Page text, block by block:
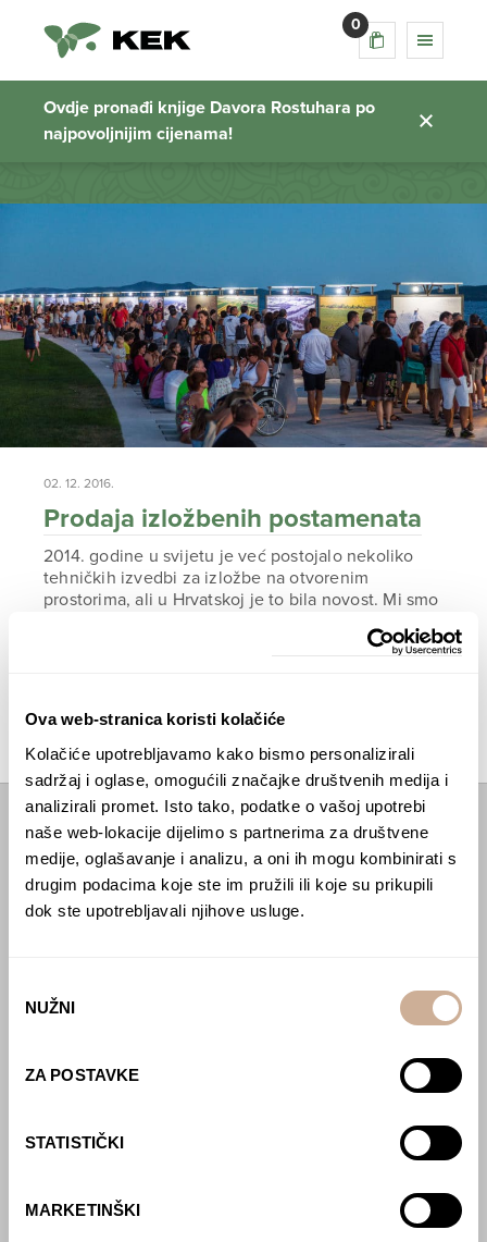
Ova web-stranica koristi kolačiće
Kolačiće upotrebljavamo kako bismo personalizirali
sadržaj i oglase, omogućili značajke društvenih medija i
analizirali promet. Isto tako, podatke o vašoj upotrebi
naše web-lokacije dijelimo s partnerima za društvene
medije, oglašavanje i analizu, a oni ih mogu kombinirati s
drugim podacima koje ste im pružili ili koje su prikupili
dok ste upotrebljavali njihove usluge.
pristanka
NUŽNI
ZA POSTAVKE
STATISTIČKI
MARKETINŠKI
0
Ovdje pronađi knjige Davora Rostuhara po
najpovoljnijim cijenama!
stalci za izložbu
Početna stranica
02. 12. 2016.
Prodaja izložbenih postamenata
2014. godine u svijetu je već postojalo nekoliko
tehničkih izvedbi za izložbe na otvorenim
prostorima, ali u Hrvatskoj je to bila novost. Mi smo
smo energetski samoodržive postamente na solarni
Početna
Predavanja